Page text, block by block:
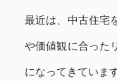
最近は、中古住宅
や価値観に合った
になってきていま